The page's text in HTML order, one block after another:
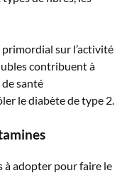
sur l’activité
contribuent à
santé
le diabète de type 2.
à adopter pour faire le